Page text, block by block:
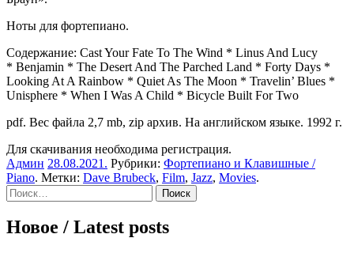
Ноты для фортепиано.
Содержание: Cast Your Fate To The Wind * Linus And Lucy
* Benjamin * The Desert And The Parched Land * Forty Days *
Looking At A Rainbow * Quiet As The Moon * Travelin’ Blues *
Unisphere * When I Was A Child * Bicycle Built For Two
pdf. Вес файла 2,7 mb, zip архив. На английском языке. 1992 г.
Для скачивания необходима регистрация.
Админ 28.08.2021 . Рубрики: Фортепиано и Клавишные /
Piano. Метки: Dave Brubeck, Film, Jazz, Movies.
Sidebar
Найти:
Новое / Latest posts